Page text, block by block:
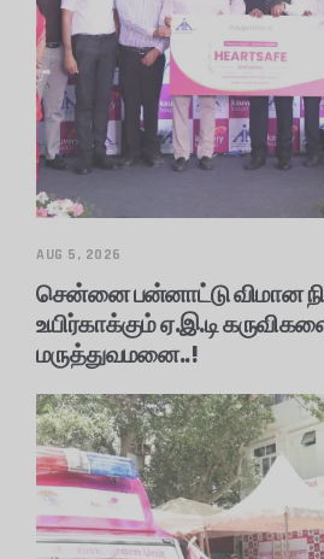
AUG 5, 2026
சென்னை பன்னாட்டு விமான
உயிர்காக்கும் ஏ.இ.டி
மருத்துவமனை..!